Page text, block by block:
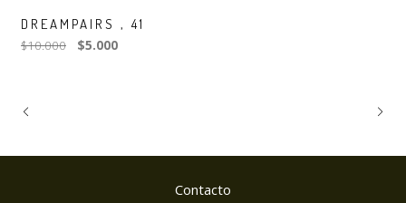
DREAMPAIRS , 41
$10.000 $5.000
Contacto